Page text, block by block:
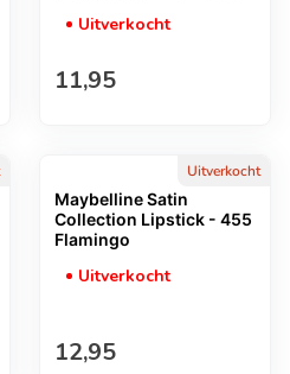
Uitverkocht
Normale prijs
11,95
Uitverkocht
Maybelline Satin
Collection Lipstick - 455
Flamingo
Uitverkocht
Normale prijs
12,95